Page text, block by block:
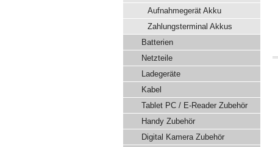
Aufnahmegerät Akku
Zahlungsterminal Akkus
Batterien
Netzteile
Ladegeräte
Kabel
Tablet PC / E-Reader Zubehör
Handy Zubehör
Digital Kamera Zubehör